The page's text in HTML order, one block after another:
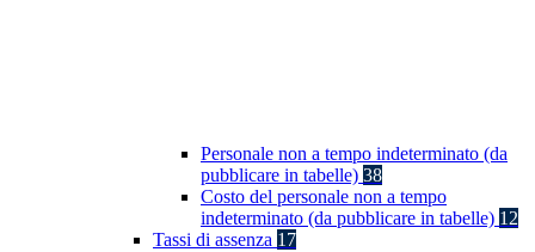
Personale non a tempo indeterminato (da
pubblicare in tabelle) 38
Costo del personale non a tempo
indeterminato (da pubblicare in tabelle) 12
Tassi di assenza 17